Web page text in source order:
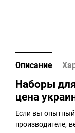
Описание
Наборы
цена
Если вы опытный
производителе,